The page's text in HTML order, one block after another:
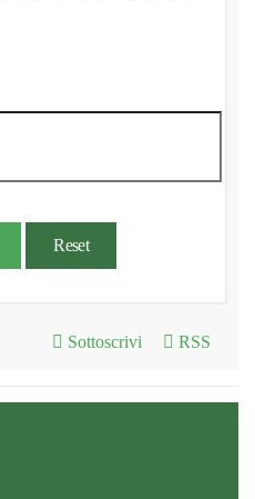
Reset
Sottoscrivi RSS